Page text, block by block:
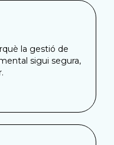
la gestió de
sigui segura,